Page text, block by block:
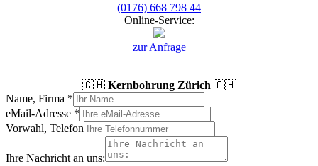
(0176) 668 798 44
Online-Service:
zur Anfrage
🇨🇭 Kernbohrung Zürich 🇨🇭
Name, Firma *
eMail-Adresse *
Vorwahl, Telefon
Ihre Nachricht an uns: